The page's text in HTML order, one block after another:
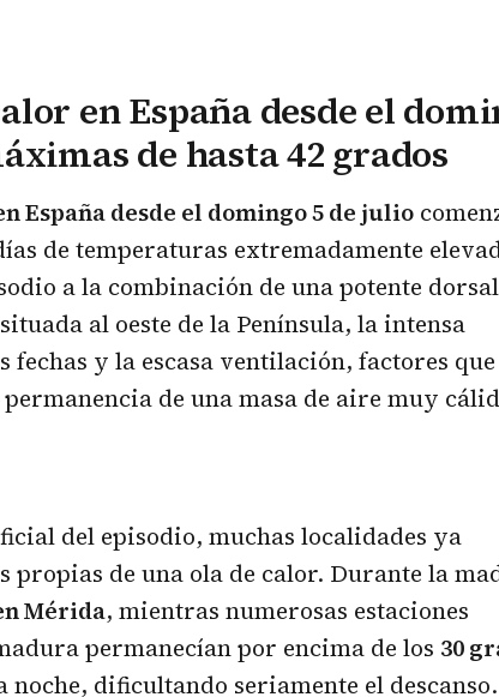
en España desde el
de hasta 42 grados
España desde el domingo 5 de julio
de temperaturas extremadamente
a la combinación de una potente dorsal
situada al oeste de la Península, la intensa
fechas y la escasa ventilación, factores que
de una masa de aire muy
del episodio, muchas localidades ya
de una ola de calor. Durante la
Mérida, mientras numerosas estaciones
permanecían por encima de los 30
noche, dificultando seriamente el descanso.